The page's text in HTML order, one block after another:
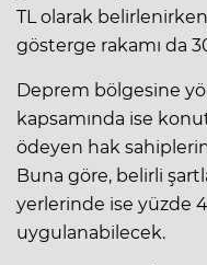
TL olarak
gösterge rakamı da
Deprem bölgesine
kapsamında ise
ödeyen hak
Buna göre, belirli
yerlerinde ise yüzde
uygulanabilecek.